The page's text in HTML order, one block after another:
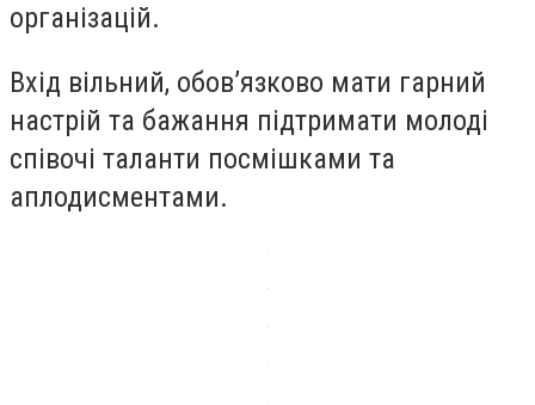
організацій.
Вхід вільний, обов’язково мати гарний
настрій та бажання підтримати молоді
співочі таланти посмішками та
аплодисментами.